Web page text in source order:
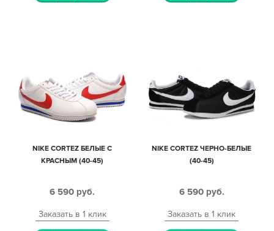
NIKE CORTEZ БЕЛЫЕ С
КРАСНЫМ (40-45)
6 590 руб.
Заказать в 1 клик
NIKE CORTEZ ЧЕРНО-БЕЛЫЕ
(40-45)
6 590 руб.
Заказать в 1 клик